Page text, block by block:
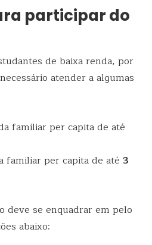
participar do
de baixa renda, por
atender a algumas
familiar per capita de até
familiar per capita de até 3
deve se enquadrar em pelo
abaixo: